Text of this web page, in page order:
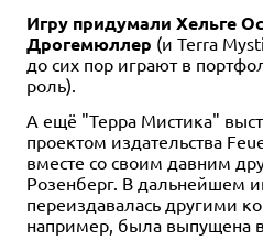
Игру придумали Хельге
Дрогемюллер (и Terra
до сих пор играют в
роль).
А ещё "Терра Мистика"
проектом издательства
вместе со своим давним
Розенберг. В дальнейшем
переиздавалась другими
например, была выпущена